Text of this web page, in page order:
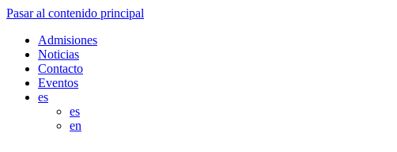
Pasar al contenido principal
Admisiones
Noticias
Contacto
Eventos
es
es
en